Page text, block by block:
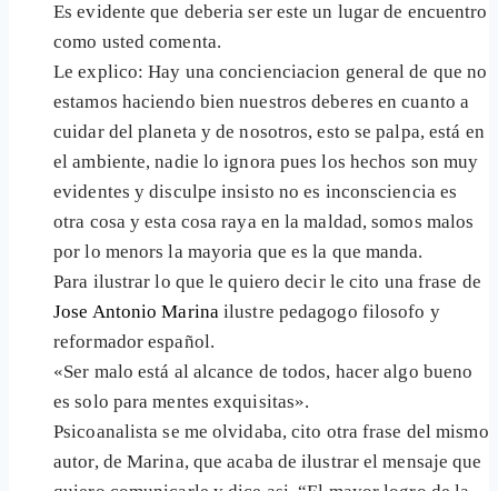
Es evidente que deberia ser este un lugar de encuentro
como usted comenta.
Le explico: Hay una concienciacion general de que no
estamos haciendo bien nuestros deberes en cuanto a
cuidar del planeta y de nosotros, esto se palpa, está en
el ambiente, nadie lo ignora pues los hechos son muy
evidentes y disculpe insisto no es inconsciencia es
otra cosa y esta cosa raya en la maldad, somos malos
por lo menors la mayoria que es la que manda.
Para ilustrar lo que le quiero decir le cito una frase de
Jose Antonio Marinailustre pedagogo filosofo y
reformador español.
«Ser malo está al alcance de todos, hacer algo bueno
es solo para mentes exquisitas».
Psicoanalista se me olvidaba, cito otra frase del mismo
autor, de Marina, que acaba de ilustrar el mensaje que